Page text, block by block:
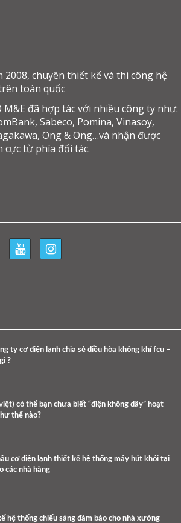
chuyên thiết kế và thi công hệ
toàn quốc
M&E đã hợp tác với nhiều công ty như:
Sabeco, Pomina, Vinasoy,
Ong & Ong…và nhận được
từ phía đối tác.
ty cơ điện lạnh chia sẻ điều hòa không khí fcu –
?
có thể bạn chưa biết “điện không dây” hoạt
thế nào?
cơ điện lạnh thiết kế hệ thống máy hút khói tại
các nhà hàng
hệ thống chiếu sáng đảm bảo cho nhà xưởng